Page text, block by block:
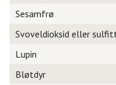
Sesamfrø
Svoveldioksid eller
Lupin
Bløtdyr